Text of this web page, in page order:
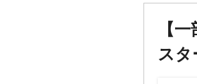
【
スタ